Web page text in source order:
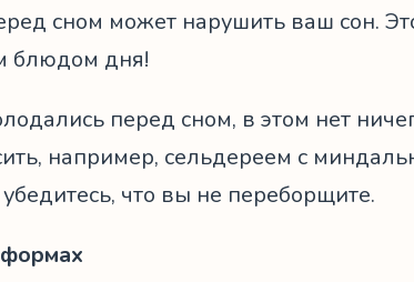
сном может нарушить ваш сон.
блюдом дня!
перед сном, в этом нет
например, сельдереем с
что вы не переборщите.